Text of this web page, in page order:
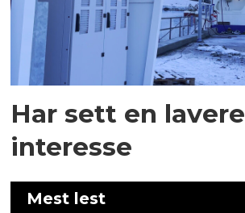
Har sett en lavere
interesse
Mest lest